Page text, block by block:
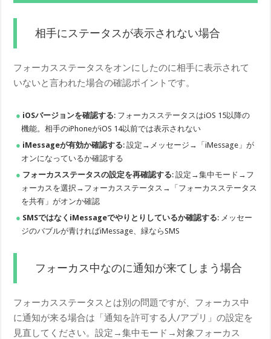
相手にステータスが表示されない場合
フォーカスステータスをオンにしたのに相手に表示されて
いないと言われた場合の確認ポイントです。
iOSバージョンを確認する: フォーカスステータスはiOS 15以降の
機能。相手のiPhoneがiOS 14以前では表示されない
iMessageが有効か確認する: 設定→メッセージ→「iMessage」が
オンになっているか確認する
フォーカスステータスの設定を再確認する: 設定→集中モード→フ
ォーカスを選択→フォーカスステータス→「フォーカスステータス
を共有」がオンか確認
SMSではなくiMessageでやりとりしているか確認する: メッセー
ジのバブルが青ければiMessage、緑ならSMS
フォーカス中なのに通知が来てしまう場合
フォーカスステータスとは別の問題ですが、フォーカス中
に通知が来る場合は「通知を許可する人/アプリ」の設定を
見直してください。設定→集中モード→対象フォーカス